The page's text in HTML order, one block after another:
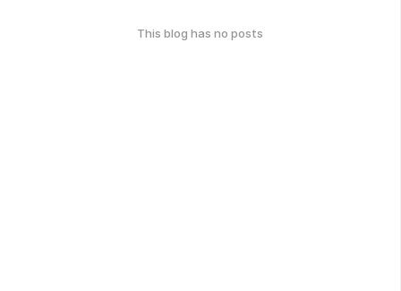
This blog has no posts